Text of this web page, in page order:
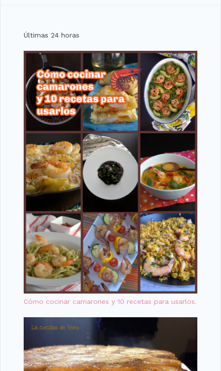
Últimas 24 horas
Cómo cocinar camarones y 10 recetas para usarlos.